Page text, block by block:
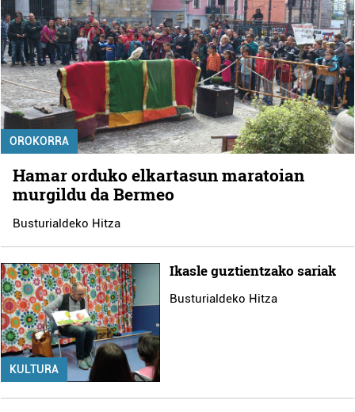
OROKORRA
Hamar orduko elkartasun maratoian
murgildu da Bermeo
Busturialdeko Hitza
KULTURA
Ikasle guztientzako sariak
Busturialdeko Hitza